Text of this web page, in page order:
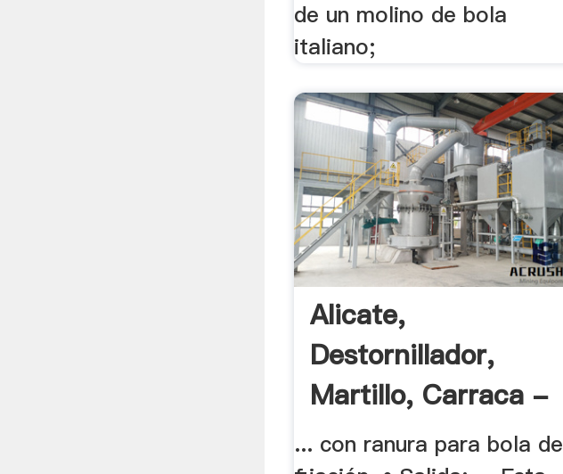
de un molino de bola
italiano;
Alicate,
Destornillador,
Martillo, Carraca -
Wurth.es
... con ranura para bola de